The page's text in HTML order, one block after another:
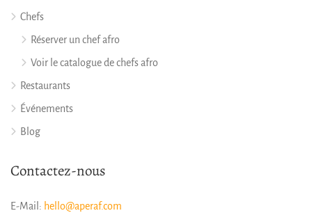
Chefs
Réserver un chef afro
Voir le catalogue de chefs afro
Restaurants
Événements
Blog
Contactez-nous
E-Mail: hello@aperaf.com